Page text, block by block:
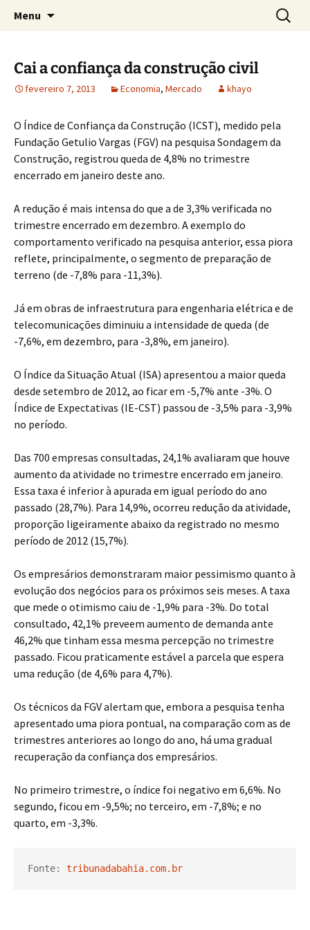
conteúdo
Rodrimix
Concretos e Pisos Industriais LTDA
Menu
por:
Cai a confiança da construção civil
fevereiro 7, 2013 Economia, Mercado khayo
O Índice de Confiança da Construção (ICST), medido pela
Fundação Getulio Vargas (FGV) na pesquisa Sondagem da
Construção, registrou queda de 4,8% no trimestre
encerrado em janeiro deste ano.
A redução é mais intensa do que a de 3,3% verificada no
trimestre encerrado em dezembro. A exemplo do
comportamento verificado na pesquisa anterior, essa piora
reflete, principalmente, o segmento de preparação de
terreno (de -7,8% para -11,3%).
Já em obras de infraestrutura para engenharia elétrica e de
telecomunicações diminuiu a intensidade de queda (de
-7,6%, em dezembro, para -3,8%, em janeiro).
O Índice da Situação Atual (ISA) apresentou a maior queda
desde setembro de 2012, ao ficar em -5,7% ante -3%. O
Índice de Expectativas (IE-CST) passou de -3,5% para -3,9%
no período.
Das 700 empresas consultadas, 24,1% avaliaram que houve
aumento da atividade no trimestre encerrado em janeiro.
Essa taxa é inferior à apurada em igual período do ano
passado (28,7%). Para 14,9%, ocorreu redução da atividade,
proporção ligeiramente abaixo da registrado no mesmo
período de 2012 (15,7%).
Os empresários demonstraram maior pessimismo quanto à
evolução dos negócios para os próximos seis meses. A taxa
que mede o otimismo caiu de -1,9% para -3%. Do total
consultado, 42,1% preveem aumento de demanda ante
46,2% que tinham essa mesma percepção no trimestre
passado. Ficou praticamente estável a parcela que espera
uma redução (de 4,6% para 4,7%).
Os técnicos da FGV alertam que, embora a pesquisa tenha
apresentado uma piora pontual, na comparação com as de
trimestres anteriores ao longo do ano, há uma gradual
recuperação da confiança dos empresários.
No primeiro trimestre, o índice foi negativo em 6,6%. No
segundo, ficou em -9,5%; no terceiro, em -7,8%; e no
quarto, em -3,3%.
Fonte: tribunadabahia.com.br